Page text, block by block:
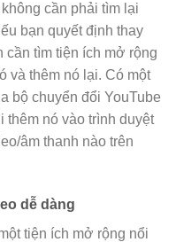
cần phải tìm lại
bạn quyết định thay
cần tìm tiện ích mở rộng
và thêm nó lại. Có một
bộ chuyển đổi YouTube
thêm nó vào trình duyệt
âm thanh nào trên
dễ dàng
tiện ích mở rộng nổi